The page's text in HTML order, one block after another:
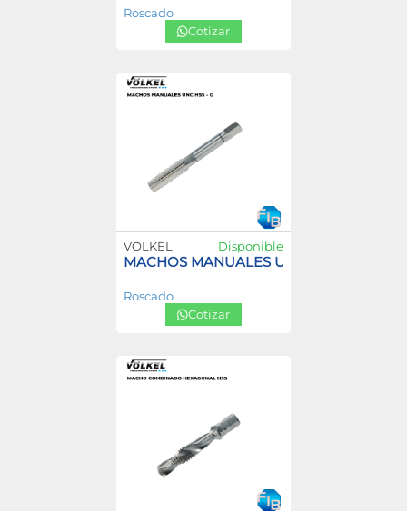
Roscado
Cotizar
VOLKEL Disponible
MACHOS MANUALES UNC HSS – G
Roscado
Cotizar